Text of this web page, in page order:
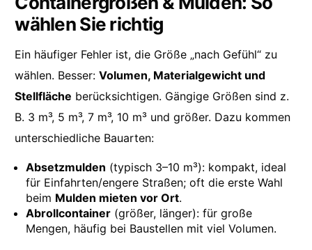
wählen Sie richtig
Ein häufiger Fehler ist, die Größe „nach Gefühl“ zu
wählen. Besser:Volumen, Materialgewicht und
Stellfläche berücksichtigen. Gängige Größen sind z.
B. 3 m³, 5 m³, 7 m³, 10 m³ und größer. Dazu kommen
unterschiedliche Bauarten:
Absetzmulden (typisch 3–10 m³): kompakt, ideal
für Einfahrten/engere Straßen; oft die erste Wahl
beim Mulden mieten vor Ort.
Abrollcontainer (größer, länger): für große
Mengen, häufig bei Baustellen mit viel Volumen.